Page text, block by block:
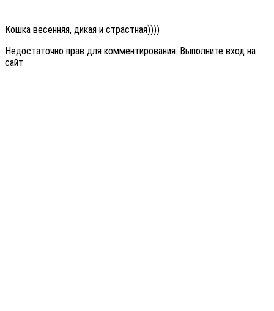
Кошка весенняя, дикая и страстная))))
Недостаточно прав для комментирования. Выполните вход на
сайт